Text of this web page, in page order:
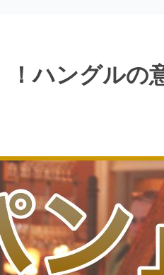
！ハングルの